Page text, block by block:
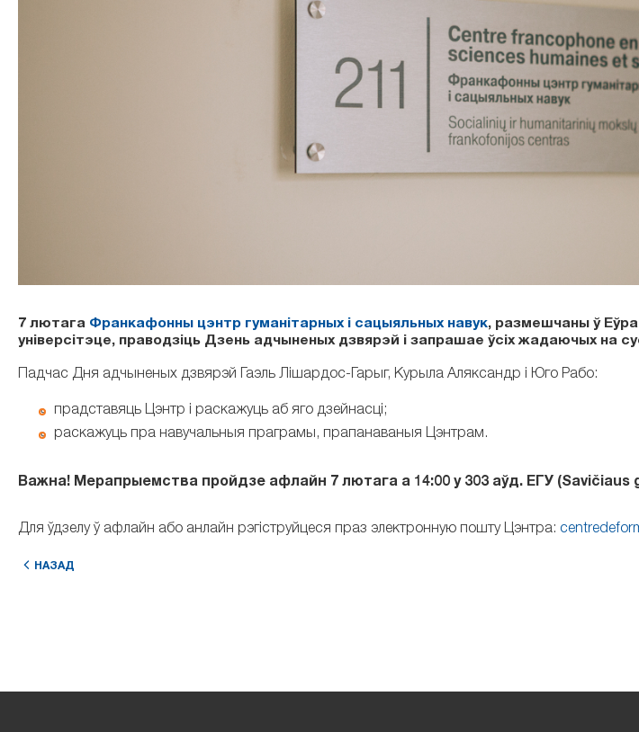
7 лютага Франкафонны цэнтр гуманітарных і сацыяльных навук, размешчаны ў
універсітэце, праводзіць Дзень адчыненых дзвярэй і запрашае ўсіх жадаючых на
Падчас Дня адчыненых дзвярэй Гаэль Лішардос-Гарыг, Курыла Аляксандр і Юго Рабо:
прадставяць Цэнтр і раскажуць аб яго дзейнасці;
раскажуць пра навучальныя праграмы, прапанаваныя Цэнтрам.
Важна! Мерапрыемства пройдзе афлайн 7 лютага а 14:00 у 303 аўд. ЕГУ (Savičiaus
Для ўдзелу ў афлайн або анлайн рэгіструйцеся праз электронную пошту Цэнтра:
НАЗАД